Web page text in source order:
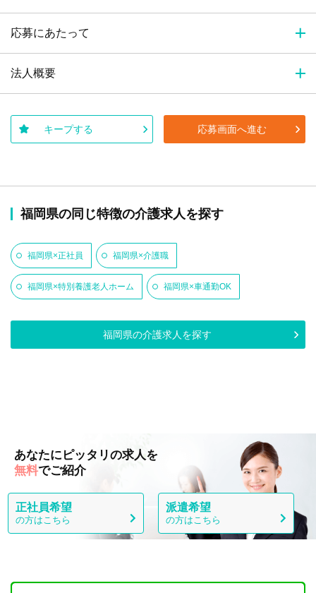
応募にあたって
法人概要
キープする 応募画面へ進む
福岡県の同じ特徴の介護求人を探す
福岡県×正社員 福岡県×介護職
福岡県×特別養護老人ホーム 福岡県×車通勤OK
福岡県の介護求人を探す
あなたにピッタリの求人を
無料でご紹介
正社員希望
の方はこちら
派遣希望
の方はこちら